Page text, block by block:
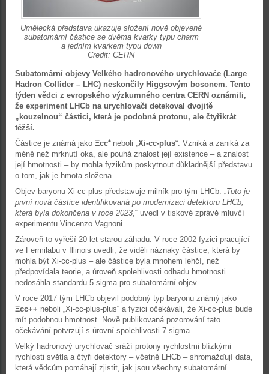
Umělecká představa ukazuje složení nově objevené
subatomární částice se dvěma kvarky typu charm
a jedním kvarkem typu down
Credit: CERN
Subatomární objevy Velkého hadronového urychlovače (Large
Hadron Collider – LHC) neskončily Higgsovým bosonem. Tento
týden vědci z evropského výzkumného centra CERN oznámili,
že experiment LHCb na urychlovači detekoval dvojitě
„kouzelnou“ částici, která je podobná protonu, ale čtyřikrát
těžší.
Částice je známá jako Ξcc⁺neboli „ Xi-cc-plus“. Vzniká a zaniká za
méně než mrknutí oka, ale pouhá znalost její existence – a znalost
její hmotnosti – by mohla fyzikům poskytnout důkladnější představu
o tom, jak je hmota složena.
Objev baryonu Xi-cc-plus představuje milník pro tým LHCb. „ Toto je
první nová částice identifikovaná po modernizaci detektoru LHCb,
která byla dokončena v roce 2023 ,“ uvedl v tiskové zprávě mluvčí
experimentu Vincenzo Vagnoni.
Zároveň to vyřeší 20 let starou záhadu. V roce 2002 fyzici pracující
ve Fermilabu v Illinois uvedli, že viděli náznaky částice, která by
mohla být Xi-cc-plus – ale částice byla mnohem lehčí, než
předpovídala teorie, a úroveň spolehlivosti odhadu hmotnosti
nedosáhla standardu 5 sigma pro subatomární objev.
V roce 2017 tým LHCb objevil podobný typ baryonu známý jako
Ξcc++ neboli „Xi-cc-plus-plus“ a fyzici očekávali, že Xi-cc-plus bude
mít podobnou hmotnost. Nově publikovaná pozorování tato
očekávání potvrzují s úrovní spolehlivosti 7 sigma.
Velký hadronový urychlovač sráží protony rychlostmi blízkými
rychlosti světla a čtyři detektory – včetně LHCb – shromažďují data,
která vědcům pomáhají zjistit, jak jsou všechny subatomární